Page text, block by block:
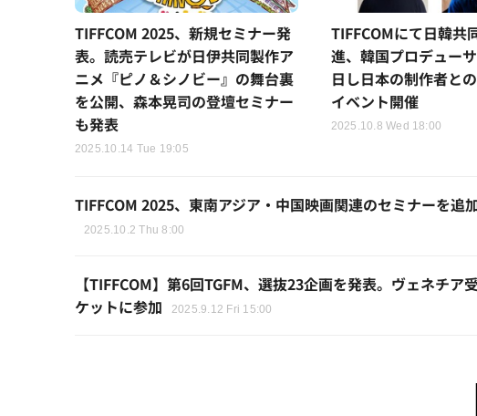
TIFFCOM 2025、新規セミナー発
表。読売テレビが日伊共同製作ア
ニメ『ピノ＆シノビー』の舞台裏
を公開、森本晃司の登壇セミナー
も発表
2025.10.14 Tue 19:05
TIFFCOMにて日韓共
進、韓国プロデュー
日し日本の制作者と
イベント開催
2025.10.8 Wed 18:00
TIFFCOM 2025、東南アジア・中国映画関連のセミナーを
2025.10.2 Thu 8:00
【TIFFCOM】第6回TGFM、選抜23企画を発表。ヴェネチ
ケットに参加
2025.9.12 Fri 15:00